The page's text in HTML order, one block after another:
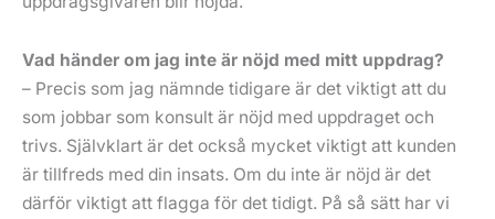
Vad händer om jag inte är nöjd med mitt uppdrag?
– Precis som jag nämnde tidigare är det viktigt att du
som jobbar som konsult är nöjd med uppdraget och
trivs. Självklart är det också mycket viktigt att kunden
är tillfreds med din insats. Om du inte är nöjd är det
därför viktigt att flagga för det tidigt. På så sätt har vi